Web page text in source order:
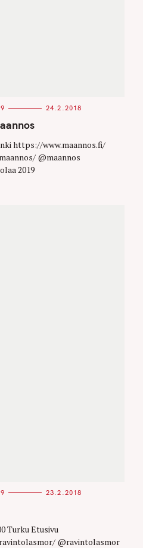
24.2.2018
https://www.maannos.fi/
@maannos
2019
23.2.2018
Turku Etusivu
@ravintolasmor